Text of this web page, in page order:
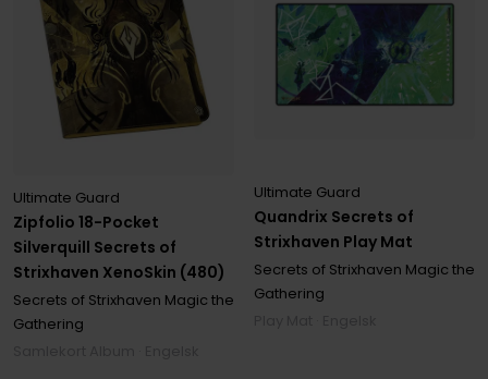
Zipfolio 18-Pocket
Silverquill Secrets of
Strixhaven XenoSkin (480)
Ultimate Guard
Secrets of Strixhaven Magic the
Gathering
Quandrix Secrets of
Strixhaven Play Mat
Ultimate Guard
Secrets of Strixhaven Magic the
Gathering